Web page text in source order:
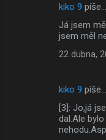
kiko 9 píše…
Já jsem
jsem měl
22 dubna,
kiko 9 píše…
[3]: Jo,já
dal.Ale